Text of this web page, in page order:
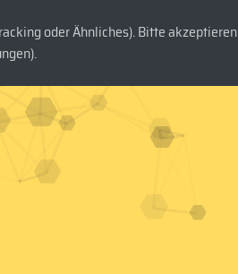
oder Ähnliches). Bitte akzeptieren